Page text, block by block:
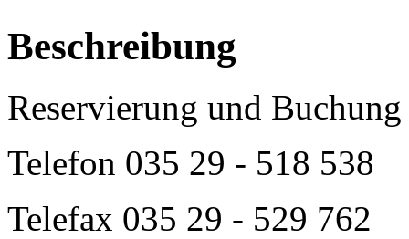
Beschreibung
Reservierung und
Telefon 035 29 - 518 538
Telefax 035 29 - 529 762